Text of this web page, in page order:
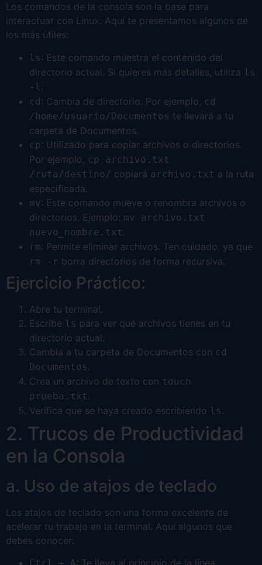
Los comandos de la consola son la base para
interactuar con Linux. Aquí te presentamos algunos de
los más útiles:
ls: Este comando muestra el contenido del
directorio actual. Si quieres más detalles, utiliza ls
-l .
cd: Cambia de directorio. Por ejemplo,
cd
/home/usuario/Documentos te llevará a tu
carpeta de Documentos.
cp: Utilizado para copiar archivos o directorios.
Por ejemplo,
cp archivo.txt
/ruta/destino/ copiará archivo.txt a la ruta
especificada.
mv: Este comando mueve o renombra archivos o
directorios. Ejemplo: mv archivo.txt
nuevo_nombre.txt .
rm: Permite eliminar archivos. Ten cuidado, ya que
rm -r borra directorios de forma recursiva.
Ejercicio Práctico:
Abre tu terminal.
Escribe ls para ver qué archivos tienes en tu
directorio actual.
Cambia a tu carpeta de Documentos con cd
Documentos .
Crea un archivo de texto con touch
prueba.txt .
Verifica que se haya creado escribiendo ls .
2. Trucos de Productividad
en la Consola
a. Uso de atajos de teclado
Los atajos de teclado son una forma excelente de
acelerar tu trabajo en la terminal. Aquí algunos que
debes conocer: